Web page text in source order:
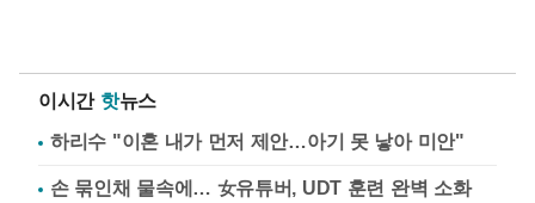
이시간 핫뉴스
하리수 "이혼 내가 먼저 제안…아기 못 낳아 미안"
손 묶인채 물속에… 女유튜버, UDT 훈련 완벽 소화